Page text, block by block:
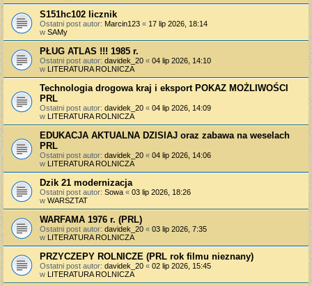
S151hc102 licznik
Ostatni post autor: Marcin123 « 17 lip 2026, 18:14
w SAMy
PŁUG ATLAS !!! 1985 r.
Ostatni post autor: davidek_20 « 04 lip 2026, 14:10
w LITERATURA ROLNICZA
Technologia drogowa kraj i eksport POKAZ MOŻLIWOŚCI
PRL
Ostatni post autor: davidek_20 « 04 lip 2026, 14:09
w LITERATURA ROLNICZA
EDUKACJA AKTUALNA DZISIAJ oraz zabawa na weselach
PRL
Ostatni post autor: davidek_20 « 04 lip 2026, 14:06
w LITERATURA ROLNICZA
Dzik 21 modernizacja
Ostatni post autor: Sowa « 03 lip 2026, 18:26
w WARSZTAT
WARFAMA 1976 r. (PRL)
Ostatni post autor: davidek_20 « 03 lip 2026, 7:35
w LITERATURA ROLNICZA
PRZYCZEPY ROLNICZE (PRL rok filmu nieznany)
Ostatni post autor: davidek_20 « 02 lip 2026, 15:45
w LITERATURA ROLNICZA